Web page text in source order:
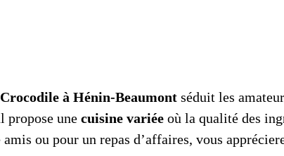
à Hénin-Beaumont séduit les
propose une cuisine variée où la qualité des
ou pour un repas d’affaires, vous